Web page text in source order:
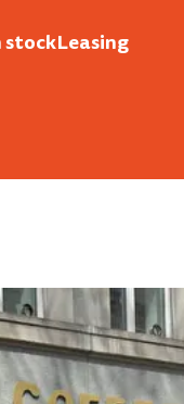
stockLeasing